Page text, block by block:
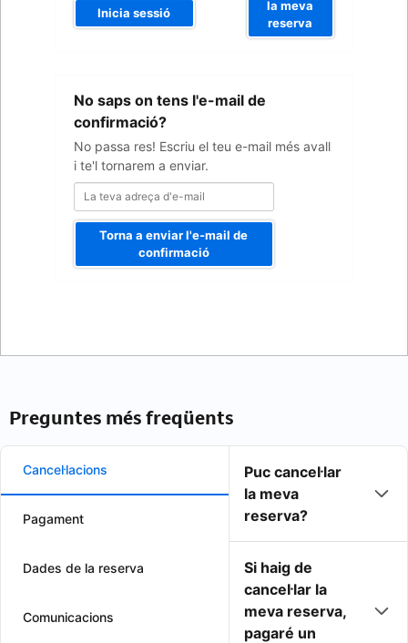
Inicia sessió
la meva
reserva
No saps on tens l'e-mail de
confirmació?
No passa res! Escriu el teu e-mail més avall
i te'l tornarem a enviar.
adreça
Torna a enviar l'e-mail de
confirmació
Preguntes més freqüents
Cancel·lacions
Pagament
Dades de la reserva
Comunicacions
Puc cancel·lar
la meva
reserva?
Si haig de
cancel·lar la
meva reserva,
pagaré un